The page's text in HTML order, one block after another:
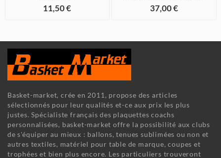
11,50 € 37,00 €
Basket-market, crée en 2011, propose des articles
sélectionnés pour leur qualités et-ce aux prix les plus
justes. Spécialiste français des plaquettes coachs
personnalisées, basket-market offre la possibilité aux clubs
de s'équiper au mieux : ballons, tenues sublimées ou non et
autres textiles, matériel pour table de marque, coupes et
trophées et bien plus encore. Les particuliers trouveront